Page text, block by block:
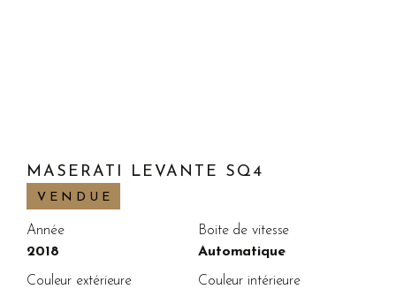
MASERATI LEVANTE SQ4
VENDUE
Année
2018
Boite de vitesse
Automatique
Couleur extérieure
Couleur intérieure